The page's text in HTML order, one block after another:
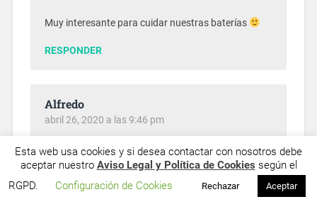
Muy interesante para cuidar nuestras baterías
RESPONDER
Alfredo
abril 26, 2020 a las 9:46 pm
Está muy bien tener por escrito el gran trabajo ha
hecho Jose y los que le han ayudado, así más gente
lo puede ver.
Esta web usa cookies y si desea contactar con nosotros debe
aceptar nuestro Aviso Legal y Política de Cookies según el
RGPD.
Configuración de Cookies Rechazar Aceptar